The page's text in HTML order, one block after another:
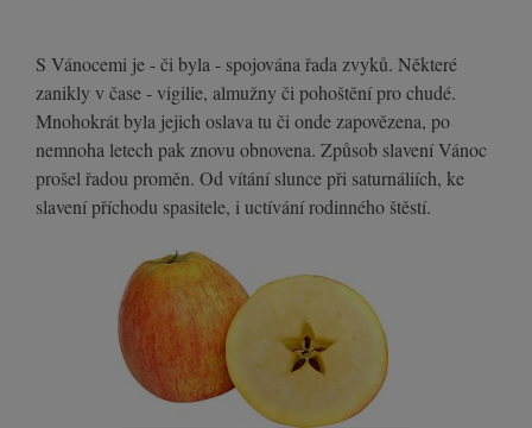
S Vánocemi je - či byla - spojována řada zvyků. Některé
zanikly v čase - vigilie, almužny či pohoštění pro chudé.
Mnohokrát byla jejich oslava tu či onde zapovězena, po
nemnoha letech pak znovu obnovena. Způsob slavení Vánoc
prošel řadou proměn. Od vítání slunce při saturnáliích, ke
slavení příchodu spasitele, i uctívání rodinného štěstí.